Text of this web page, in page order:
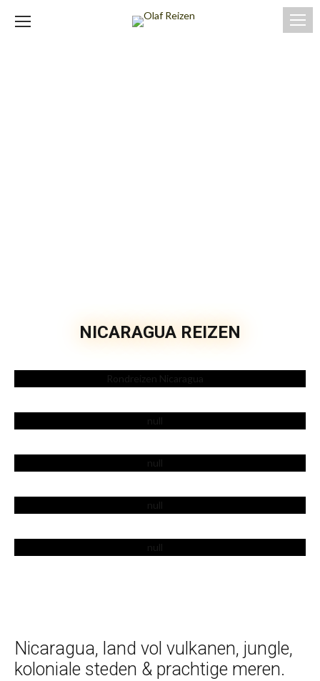
NICARAGUA REIZEN
Rondreizen
Fotoalbums
Accommodaties
Locaties
Nicaragua, land vol vulkanen, jungle,
koloniale steden & prachtige meren.